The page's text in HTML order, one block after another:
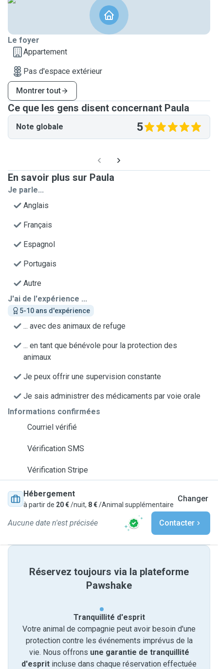
Le foyer
Appartement
Pas d'espace extérieur
Montrer tout
Ce que les gens disent concernant Paula
Note globale 5
En savoir plus sur Paula
Je parle...
Anglais
Français
Espagnol
Portugais
Autre
J'ai de l'expérience ...
5-10 ans d'expérience
... avec des animaux de refuge
... en tant que bénévole pour la protection des
animaux
Je peux offrir une supervision constante
Je sais administrer des médicaments par voie orale
Informations confirmées
Courriel vérifié
Vérification SMS
Vérification Stripe
Hébergement
à partir de 20 €/nuit, 8 €/Animal supplémentaire
Changer
Aucune date n'est précisée Contacter
Réservez toujours via la plateforme
Pawshake
Tranquillité d'esprit
Votre animal de compagnie peut avoir besoin d'une
protection contre les événements imprévus de la
vie. Nous offrons une garantie de tranquillité
d'esprit incluse dans chaque réservation effectuée